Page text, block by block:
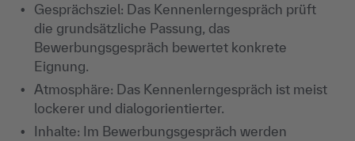
Gesprächsziel: Das Kennenlerngespräch prüft
die grundsätzliche Passung, das
Bewerbungsgespräch bewertet konkrete
Eignung.
Atmosphäre: Das Kennenlerngespräch ist meist
lockerer und dialogorientierter.
Inhalte: Im Bewerbungsgespräch werden